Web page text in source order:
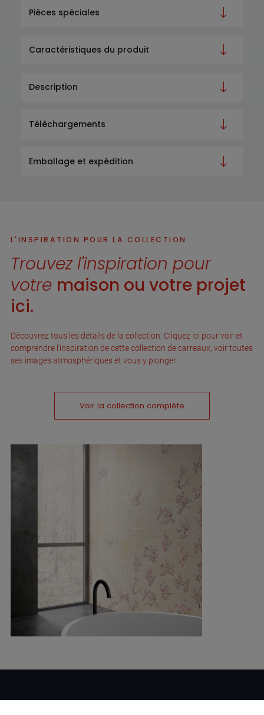
Pièces spéciales
Caractéristiques du produit
Description
Téléchargements
Emballage et expédition
L'INSPIRATION POUR LA COLLECTION
Trouvez l'inspiration pour
votre maison ou votre projet
ici.
Découvrez tous les détails de la collection. Cliquez ici pour voir et
comprendre l'inspiration de cette collection de carreaux, voir toutes
ses images atmosphériques et vous y plonger.
Voir la collection complète